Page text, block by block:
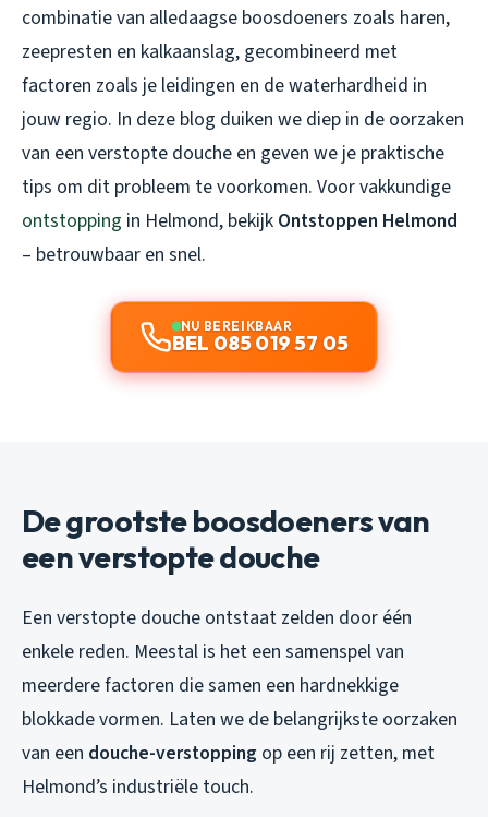
combinatie van alledaagse boosdoeners zoals haren,
zeepresten en kalkaanslag, gecombineerd met
factoren zoals je leidingen en de waterhardheid in
jouw regio. In deze blog duiken we diep in de oorzaken
van een verstopte douche en geven we je praktische
tips om dit probleem te voorkomen. Voor vakkundige
ontstopping in Helmond, bekijk Ontstoppen Helmond
– betrouwbaar en snel.
NU BEREIKBAAR
BEL 085 019 57 05
De grootste boosdoeners van
een verstopte douche
Een verstopte douche ontstaat zelden door één
enkele reden. Meestal is het een samenspel van
meerdere factoren die samen een hardnekkige
blokkade vormen. Laten we de belangrijkste oorzaken
van een douche-verstopping op een rij zetten, met
Helmond’s industriële touch.